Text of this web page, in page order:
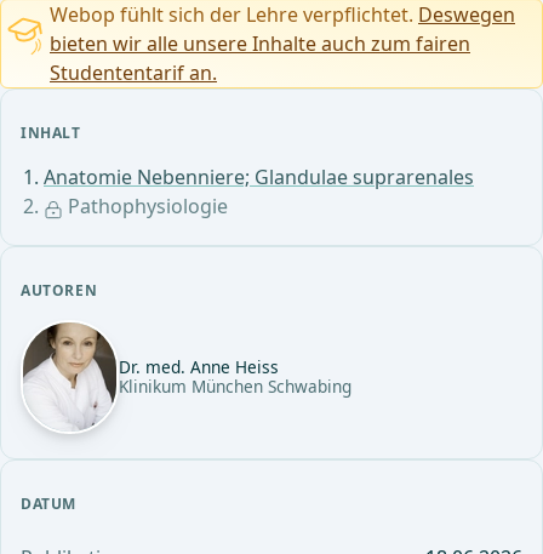
INHALT
Anatomie Nebenniere; Glandulae suprarenales
Pathophysiologie
AUTOREN
Dr. med. Anne Heiss
Klinikum München Schwabing
DATUM
Webop fühlt sich der Lehre verpflichtet. Deswegen
bieten wir alle unsere Inhalte auch zum fairen
Studententarif an.